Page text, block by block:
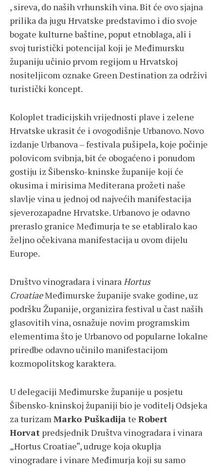
, sireva, do naših vrhunskih vina. Bit će ovo sjajna
prilika da jugu Hrvatske predstavimo i dio svoje
bogate kulturne baštine, poput etnoblaga, ali i
svoj turistički potencijal koji je Međimursku
županiju učinio prvom regijom u Hrvatskoj
nositeljicom oznake Green Destination za održivi
turistički koncept.
Koloplet tradicijskih vrijednosti plave i zelene
Hrvatske ukrasit će i ovogodišnje Urbanovo. Novo
izdanje Urbanova – festivala pušipela, koje počinje
polovicom svibnja, bit će obogaćeno i ponudom
gostiju iz Šibensko-kninske županije koji će
okusima i mirisima Mediterana prožeti naše
slavlje vina u jednoj od najvećih manifestacija
sjeverozapadne Hrvatske. Urbanovo je odavno
preraslo granice Međimurja te se etabliralo kao
željno očekivana manifestacija u ovom dijelu
Europe.
Društvo vinogradara i vinaraHortus
CroatiaeMeđimurske županije svake godine, uz
podršku Županije, organizira festival u čast naših
glasovitih vina, osnažuje novim programskim
elementima što je Urbanovo od popularne lokalne
priredbe odavno učinilo manifestacijom
kozmopolitskog karaktera.
U delegaciji Međimurske županije u posjetu
Šibensko-kninskoj županiji bio je voditelj Odsjeka
za turizamMarko Puškadija te Robert
Horvat predsjednik Društva vinogradara i vinara
„Hortus Croatiae“, udruge koja okuplja
vinogradare i vinare Međimurja koji su samo